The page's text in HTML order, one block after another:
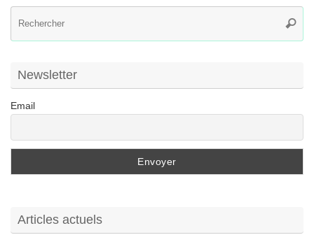
Newsletter
Email
Articles actuels